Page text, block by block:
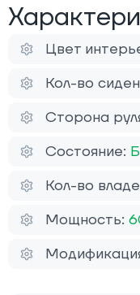
Цвет
Кол-во
Сторона
Состояние:
Кол-во
Мощность: